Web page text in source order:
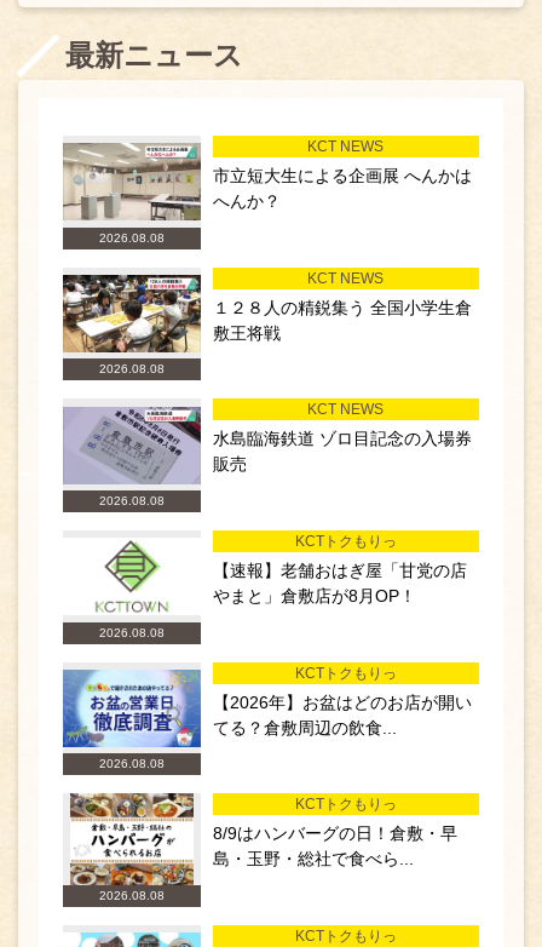
最新ニュース
2026.08.08
KCT NEWS
市立短大生による企画展 へんかは
へんか？
2026.08.08
KCT NEWS
１２８人の精鋭集う 全国小学生倉
敷王将戦
2026.08.08
KCT NEWS
水島臨海鉄道 ゾロ目記念の入場券
販売
2026.08.08
KCTトクもりっ
【速報】老舗おはぎ屋「甘党の店
やまと」倉敷店が8月OP！
2026.08.08
KCTトクもりっ
【2026年】お盆はどのお店が開い
てる？倉敷周辺の飲食...
2026.08.08
KCTトクもりっ
8/9はハンバーグの日！倉敷・早
島・玉野・総社で食べら...
KCTトクもりっ